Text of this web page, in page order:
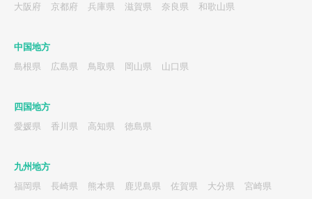
大阪府
京都府 兵庫県 滋賀県 奈良県 和歌山県
中国地方
島根県
広島県 鳥取県 岡山県 山口県
四国地方
愛媛県
香川県 高知県 徳島県
九州地方
福岡県
長崎県 熊本県 鹿児島県 佐賀県 大分県
宮崎県